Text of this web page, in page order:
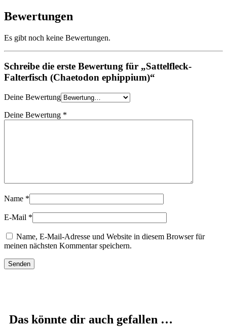
Bewertungen
Es gibt noch keine Bewertungen.
Schreibe die erste Bewertung für „Sattelfleck-
Falterfisch (Chaetodon ephippium)“
Deine Bewertung
Deine Bewertung *
Name *
E-Mail *
Name, E-Mail-Adresse und Website in diesem Browser für
meinen nächsten Kommentar speichern.
Das könnte dir auch gefallen …